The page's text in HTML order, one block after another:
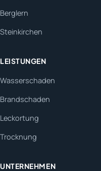
Berglern
Steinkirchen
LEISTUNGEN
Wasserschaden
Brandschaden
Leckortung
Trocknung
UNTERNEHMEN